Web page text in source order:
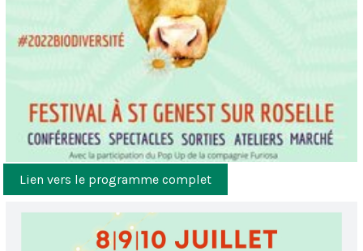
Lien vers le programme complet